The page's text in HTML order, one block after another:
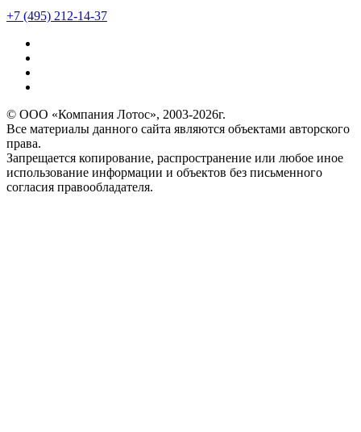
+7 (495) 212-14-37
© ООО «Компания Лотос», 2003-2026г.
Все материалы данного сайта являются объектами авторского
права.
Запрещается копирование, распространение или любое иное
использование информации и объектов без письменного
согласия правообладателя.